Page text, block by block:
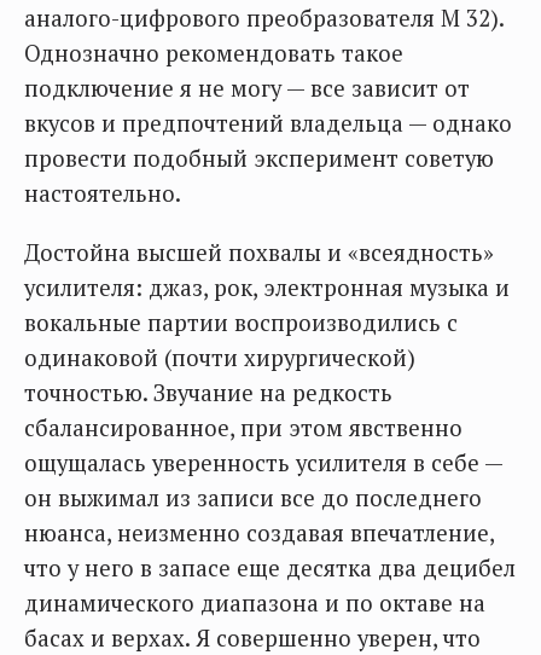
аналого-цифрового преобразователя М 32).
Однозначно рекомендовать такое
подключение я не могу — все зависит от
вкусов и предпочтений владельца — однако
провести подобный эксперимент советую
настоятельно.
Достойна высшей похвалы и «всеядность»
усилителя: джаз, рок, электронная музыка и
вокальные партии воспроизводились с
одинаковой (почти хирургической)
точностью. Звучание на редкость
сбалансированное, при этом явственно
ощущалась уверенность усилителя в себе —
он выжимал из записи все до последнего
нюанса, неизменно создавая впечатление,
что у него в запасе еще десятка два децибел
динамического диапазона и по октаве на
басах и верхах. Я совершенно уверен, что